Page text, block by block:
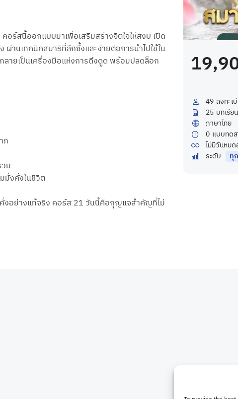
ร์สนี้ออกแบบมาเพื่อเสริมสร้างจิตใจให้สงบ เปิด
นเทคนิคสมาธิที่ลึกซึ้งและง่ายต่อการนำไปใช้ใน
ลายเป็นเครื่องมือแห่งการดึงดูด พร้อมปลดล็อก
ภ
ย
มั่งคั่งในชีวิต
งอย่างแท้จริง คอร์ส 21 วันนี้คือกุญแจสำคัญที่ไม่
49 ลงทะเ
25 บทเรียน
ภาษาไทย
0 แบบทด
ไม่มีวันหม
ระดับ
ทุ